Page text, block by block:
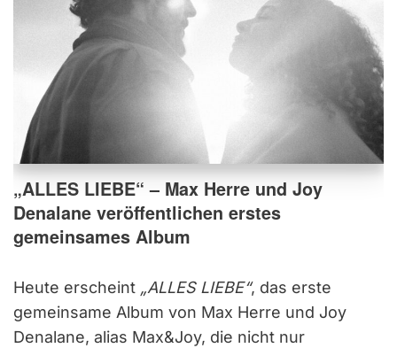
„ALLES LIEBE“ – Max Herre und Joy
Denalane veröffentlichen erstes
gemeinsames Album
Heute erscheint „ALLES LIEBE“, das erste
gemeinsame Album von Max Herre und Joy
Denalane, alias Max&Joy, die nicht nur